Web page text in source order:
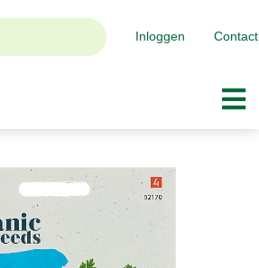
Contact
Inloggen